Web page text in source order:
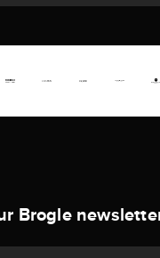
Brogle